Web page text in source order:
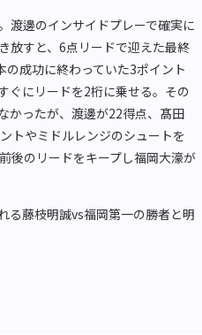
渡邊のインサイドプレーで確実に
放すと、6点リードで迎えた最終
成功に終わっていた3ポイント
ぐにリードを2桁に乗せる。その
かったが、渡邊が22得点、髙田
トやミドルレンジのシュートを
後のリードをキープし福岡大濠が
る藤枝明誠vs福岡第一の勝者と明